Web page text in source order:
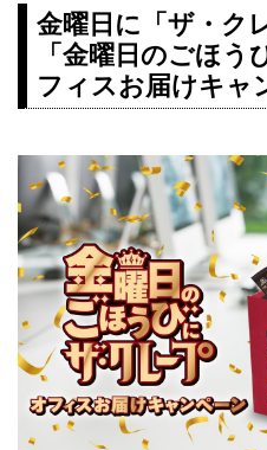
金曜日に「ザ・ク
「金曜日のごほ
フィスお届けキャ